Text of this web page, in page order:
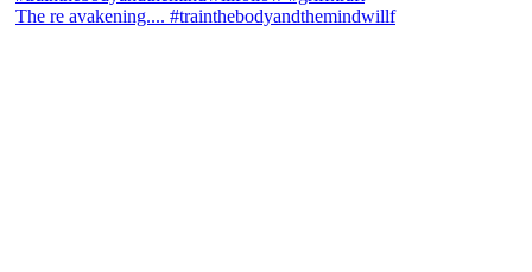
The re avakening.... #trainthebodyandthemindwillf